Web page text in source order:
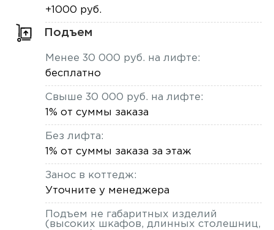
+1000 руб.
Подъем
Менее 30 000 руб. на лифте:
бесплатно
Свыше 30 000 руб. на лифте:
1% от суммы заказа
Без лифта:
1% от суммы заказа за этаж
Занос в коттедж:
Уточните у менеджера
Подъем не габаритных изделий
(высоких шкафов, длинных столешниц,